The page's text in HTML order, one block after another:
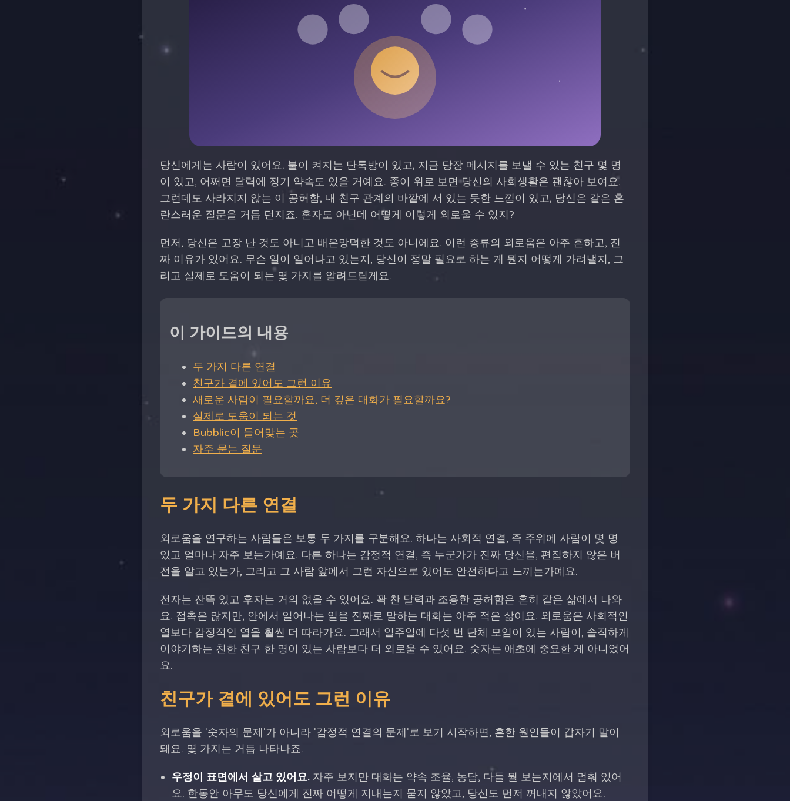
당신에게는 사람이 있어요. 불이 켜지는 단톡방이 있고, 지금 당장 메시지를 보낼 수 있는 친구 몇 명
이 있고, 어쩌면 달력에 정기 약속도 있을 거예요. 종이 위로 보면 당신의 사회생활은 괜찮아 보여요.
그런데도 사라지지 않는 이 공허함, 내 친구 관계의 바깥에 서 있는 듯한 느낌이 있고, 당신은 같은 혼
란스러운 질문을 거듭 던지죠. 혼자도 아닌데 어떻게 이렇게 외로울 수 있지?
먼저, 당신은 고장 난 것도 아니고 배은망덕한 것도 아니에요. 이런 종류의 외로움은 아주 흔하고, 진
짜 이유가 있어요. 무슨 일이 일어나고 있는지, 당신이 정말 필요로 하는 게 뭔지 어떻게 가려낼지, 그
리고 실제로 도움이 되는 몇 가지를 알려드릴게요.
이 가이드의 내용
두 가지 다른 연결
친구가 곁에 있어도 그런 이유
새로운 사람이 필요할까요, 더 깊은 대화가 필요할까요?
실제로 도움이 되는 것
Bubblic이 들어맞는 곳
자주 묻는 질문
두 가지 다른 연결
외로움을 연구하는 사람들은 보통 두 가지를 구분해요. 하나는 사회적 연결, 즉 주위에 사람이 몇 명
있고 얼마나 자주 보는가예요. 다른 하나는 감정적 연결, 즉 누군가가 진짜 당신을, 편집하지 않은 버
전을 알고 있는가, 그리고 그 사람 앞에서 그런 자신으로 있어도 안전하다고 느끼는가예요.
전자는 잔뜩 있고 후자는 거의 없을 수 있어요. 꽉 찬 달력과 조용한 공허함은 흔히 같은 삶에서 나와
요. 접촉은 많지만, 안에서 일어나는 일을 진짜로 말하는 대화는 아주 적은 삶이요. 외로움은 사회적인
열보다 감정적인 열을 훨씬 더 따라가요. 그래서 일주일에 다섯 번 단체 모임이 있는 사람이, 솔직하게
이야기하는 친한 친구 한 명이 있는 사람보다 더 외로울 수 있어요. 숫자는 애초에 중요한 게 아니었어
요.
친구가 곁에 있어도 그런 이유
외로움을 '숫자의 문제'가 아니라 '감정적 연결의 문제'로 보기 시작하면, 흔한 원인들이 갑자기 말이
돼요. 몇 가지는 거듭 나타나죠.
우정이 표면에서 살고 있어요. 자주 보지만 대화는 약속 조율, 농담, 다들 뭘 보는지에서 멈춰 있어
요. 한동안 아무도 당신에게 진짜 어떻게 지내는지 묻지 않았고, 당신도 먼저 꺼내지 않았어요.